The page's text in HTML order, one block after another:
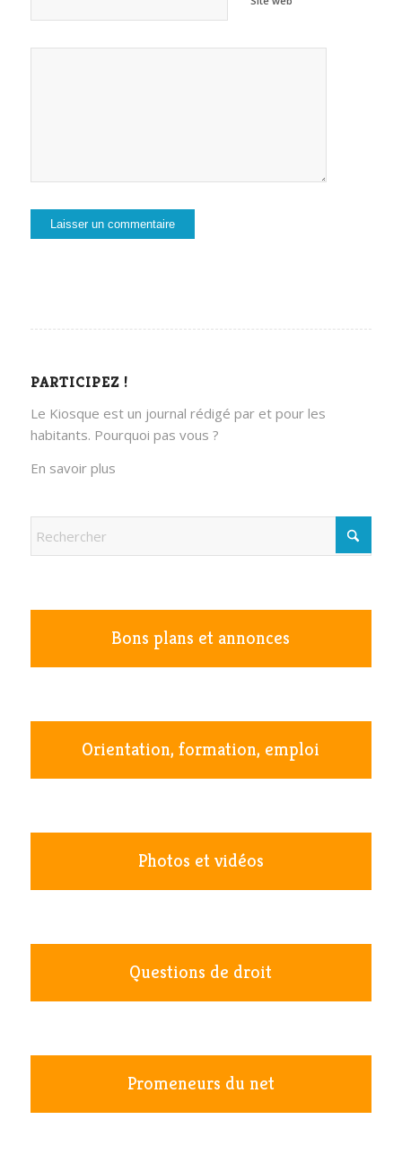
PARTICIPEZ !
Le Kiosque est un journal rédigé par et pour les
habitants. Pourquoi pas vous ?
En savoir plus
Bons plans et annonces
Orientation, formation, emploi
Photos et vidéos
Questions de droit
Promeneurs du net